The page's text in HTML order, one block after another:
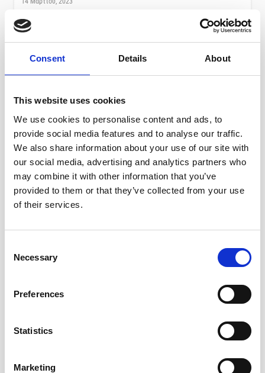
Consent Details About
This website uses cookies
We use cookies to personalise content and ads, to
provide social media features and to analyse our traffic.
We also share information about your use of our site with
our social media, advertising and analytics partners who
may combine it with other information that you’ve
provided to them or that they’ve collected from your use
of their services.
Selection
Necessary
Preferences
Statistics
Marketing
ΜΕ ΕΠΙΤΥΧΙΑ ΠΡΑΓΜΑΤΟΠΟΙΗΘΗΚΕ ΤΟ ΔΕΥΤΕΡΟ
ΠΑΓΚΥΠΡΙΟ ΓΑΣΤΡΕΝΤΕΡΟΛΟΓΙΚΟ ΣΥΝΕΔΡΙΟ
ΔΕΛΤΙΟ ΤΥΠΟΥ: Ο ΠΙΣ απαιτεί αποτελεσματικό